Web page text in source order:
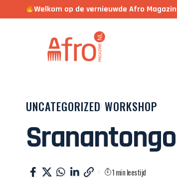
Welkom op de vernieuwde Afro
UNCATEGORIZED WORKSHOP
1 min leestijd